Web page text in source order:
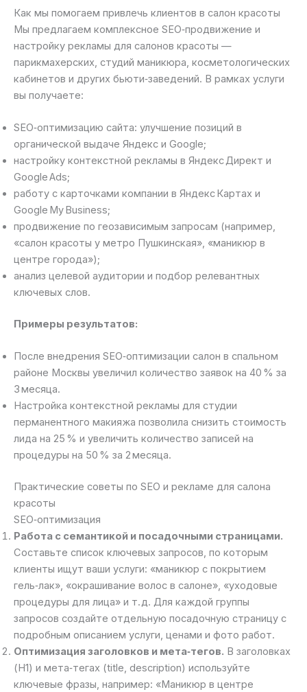
Как мы помогаем привлечь клиентов в салон красоты
Мы предлагаем комплексное SEO‑продвижение и
настройку рекламы для салонов красоты —
парикмахерских, студий маникюра, косметологических
кабинетов и других бьюти‑заведений. В рамках услуги
вы получаете:
SEO‑оптимизацию сайта: улучшение позиций в
органической выдаче Яндекс и Google;
настройку контекстной рекламы в Яндекс Директ и
Google Ads;
работу с карточками компании в Яндекс Картах и
Google My Business;
продвижение по геозависимым запросам (например,
«салон красоты у метро Пушкинская», «маникюр в
центре города»);
анализ целевой аудитории и подбор релевантных
ключевых слов.
Примеры результатов:
После внедрения SEO‑оптимизации салон в спальном
районе Москвы увеличил количество заявок на 40 % за
3 месяца.
Настройка контекстной рекламы для студии
перманентного макияжа позволила снизить стоимость
лида на 25 % и увеличить количество записей на
процедуры на 50 % за 2 месяца.
Практические советы по SEO и рекламе для салона
красоты
SEO‑оптимизация
Работа с семантикой и посадочными страницами.
Составьте список ключевых запросов, по которым
клиенты ищут ваши услуги: «маникюр с покрытием
гель‑лак», «окрашивание волос в салоне», «уходовые
процедуры для лица» и т. д. Для каждой группы
запросов создайте отдельную посадочную страницу с
подробным описанием услуги, ценами и фото работ.
Оптимизация заголовков и мета‑тегов. В заголовках
(H1) и мета‑тегах (title, description) используйте
ключевые фразы, например: «Маникюр в центре